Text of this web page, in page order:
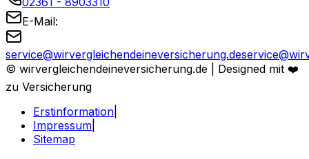
E-Mail:
service@wirvergleichendeineversicherung.de
© wirvergleichendeineversicherung.de |
Designed mit ❤️
zu Versicherung
Erstinformation
Impressum
Sitemap